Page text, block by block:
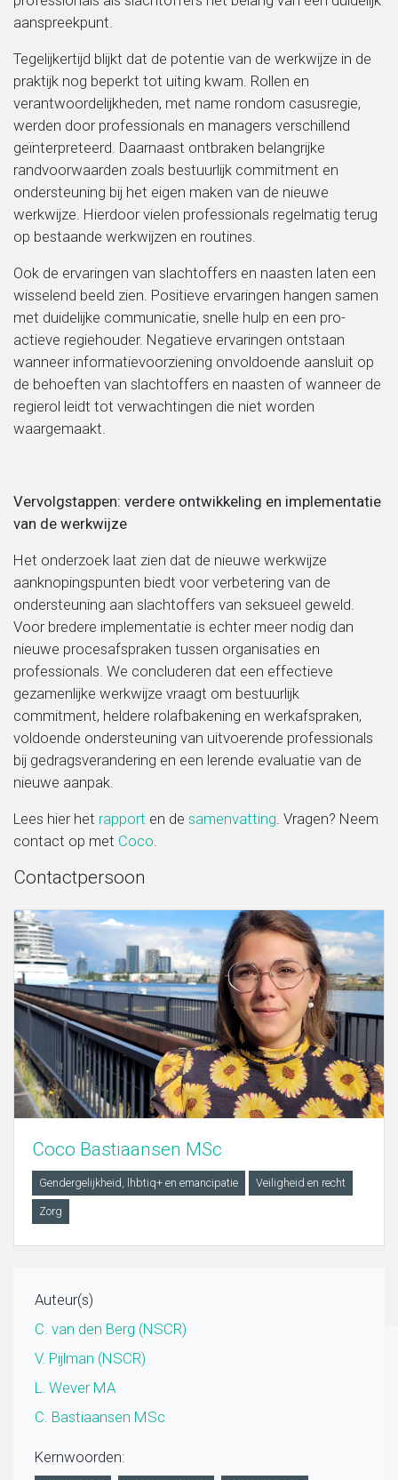
aanspreekpunt.
Tegelijkertijd blijkt dat de potentie van de werkwijze in de
praktijk nog beperkt tot uiting kwam. Rollen en
verantwoordelijkheden, met name rondom casusregie,
werden door professionals en managers verschillend
geïnterpreteerd. Daarnaast ontbraken belangrijke
randvoorwaarden zoals bestuurlijk commitment en
ondersteuning bij het eigen maken van de nieuwe
werkwijze. Hierdoor vielen professionals regelmatig terug
op bestaande werkwijzen en routines.
Ook de ervaringen van slachtoffers en naasten laten een
wisselend beeld zien. Positieve ervaringen hangen samen
met duidelijke communicatie, snelle hulp en een pro-
actieve regiehouder. Negatieve ervaringen ontstaan
wanneer informatievoorziening onvoldoende aansluit op
de behoeften van slachtoffers en naasten of wanneer de
regierol leidt tot verwachtingen die niet worden
waargemaakt.
Vervolgstappen: verdere ontwikkeling en implementatie
van de werkwijze
Het onderzoek laat zien dat de nieuwe werkwijze
aanknopingspunten biedt voor verbetering van de
ondersteuning aan slachtoffers van seksueel geweld.
Voor bredere implementatie is echter meer nodig dan
nieuwe procesafspraken tussen organisaties en
professionals. We concluderen dat een effectieve
gezamenlijke werkwijze vraagt om bestuurlijk
commitment, heldere rolafbakening en werkafspraken,
voldoende ondersteuning van uitvoerende professionals
bij gedragsverandering en een lerende evaluatie van de
nieuwe aanpak.
Lees hier het rapport en de samenvatting. Vragen? Neem
contact op met Coco.
Contactpersoon
Coco Bastiaansen MSc
Gendergelijkheid, lhbtiq+ en emancipatie Veiligheid en recht
Zorg
Auteur(s)
C. van den Berg (NSCR)
V. Pijlman (NSCR)
L. Wever MA
C. Bastiaansen MSc
Kernwoorden: